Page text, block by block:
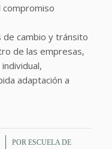
compromiso
de cambio y tránsito
de las empresas,
adaptación a
POR ESCUELA DE